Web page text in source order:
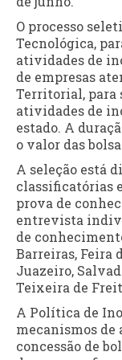
O processo
Tecnológica,
atividades de
de empresas
Territorial, para
atividades de
estado. A
o valor das
A seleção está
classificatórias
prova de
entrevista
de
Barreiras, Feira
Juazeiro,
Teixeira de
A Política de
mecanismos de
concessão de